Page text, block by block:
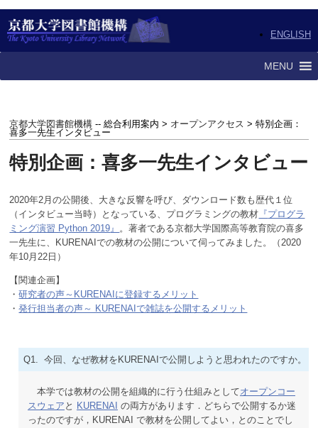
ENGLISH
MENU
京都大学図書館機構 -- 総合利用案内 > オープンアクセス > 特別企画：
喜多一先生インタビュー
特別企画：喜多一先生インタビュー
2020年2月の公開後、大きな反響を呼び、ダウンロード数も歴代１位
（インタビュー当時）
となっている、プログラミングの教材 『プログラ
ミング演習 Python 2019』 。著者である京都大学国際高等教育院の喜多
一先生に、KURENAIでの教材の公開について伺ってみました。（2020
年10月22日）
【関連企画】
・研究者の声～KURENAIに登録するメリット
・発行担当者の声～ KURENAIで雑誌を公開するメリット
Q1. 今回、なぜ教材をKURENAIで公開しようと思われたのですか。
本学では教材の公開を組織的に行う仕組みとしてオープンコー
スウェア と KURENAI の両方があります．どちらで公開するか迷
ったのですが，KURENAI で教材を公開してよい，とのことでし